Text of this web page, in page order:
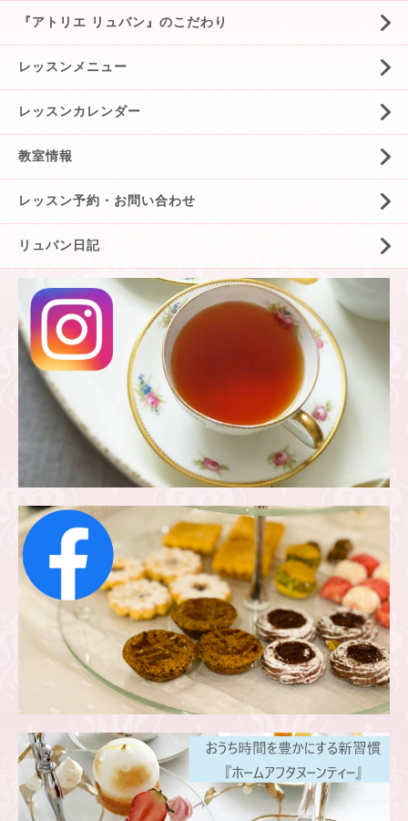
『アトリエ リュバン』のこだわり
レッスンメニュー
レッスンカレンダー
教室情報
レッスン予約・お問い合わせ
リュバン日記